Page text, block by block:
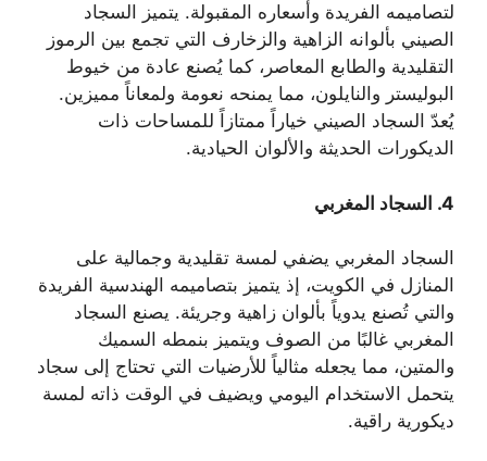
لتصاميمه الفريدة وأسعاره المقبولة. يتميز السجاد
الصيني بألوانه الزاهية والزخارف التي تجمع بين الرموز
التقليدية والطابع المعاصر، كما يُصنع عادة من خيوط
البوليستر والنايلون، مما يمنحه نعومة ولمعاناً مميزين.
يُعدّ السجاد الصيني خياراً ممتازاً للمساحات ذات
الديكورات الحديثة والألوان الحيادية.
4. السجاد المغربي
السجاد المغربي يضفي لمسة تقليدية وجمالية على
المنازل في الكويت، إذ يتميز بتصاميمه الهندسية الفريدة
والتي تُصنع يدوياً بألوان زاهية وجريئة. يصنع السجاد
المغربي غالبًا من الصوف ويتميز بنمطه السميك
والمتين، مما يجعله مثالياً للأرضيات التي تحتاج إلى سجاد
يتحمل الاستخدام اليومي ويضيف في الوقت ذاته لمسة
ديكورية راقية.